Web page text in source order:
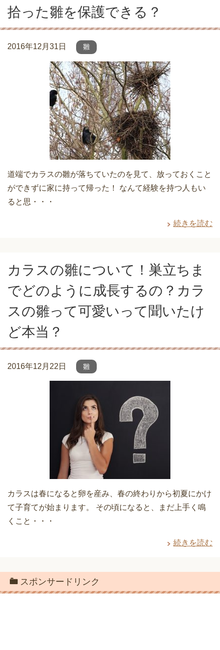
拾った雛を保護できる？
2016年12月31日 雛
道端でカラスの雛が落ちていたのを見て、放っておくこと
ができずに家に持って帰った！ なんて経験を持つ人もい
ると思・・・
続きを読む
カラスの雛について！巣立ちま
でどのように成長するの？カラ
スの雛って可愛いって聞いたけ
ど本当？
2016年12月22日 雛
カラスは春になると卵を産み、春の終わりから初夏にかけ
て子育てが始まります。 その頃になると、まだ上手く鳴
くこと・・・
続きを読む
スポンサードリンク